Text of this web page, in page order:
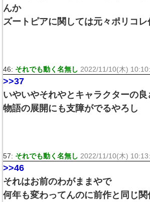
んか
ズートピアに関しては元々ポリコレ
46: それでも動く名無し 2022/11/10(木)
>>37
いやいやそれやとキャラクターの
物語の展開にも支障がでるやろし
57: それでも動く名無し 2022/11/10(木)
>>46
それはお前のわがままやで
何年も変わってんのに前作と同じ